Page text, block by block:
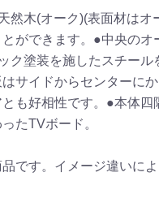
然木(オーク)(表面材は
ができます。●中央の
ク塗装を施したスチー
サイドからセンターに
も好相性です。●本体
たTVボード。
です。イメージ違いに